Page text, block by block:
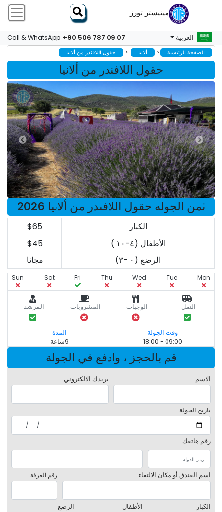
مينيستر تورز
العربية Call & WhatsApp +90 506 787 09 07
الصفحة الرئيسية > ألانيا > حقول اللافندر من ألانيا
حقول اللافندر من ألانيا
ثمن الجوله حقول اللافندر من ألانيا 2026
الكبار
$65
الأطفال (٤-١٠ )
$45
الرضع (٠ -٣)
مجانا
Mon
Tue
Wed
Thu
Fri
Sat
Sun
النقل الوجبات المشروبات المرشد
وقت الجولة
09:00 - 18:00
المدة
9ساعة
قم بالحجز ، وادفع في الجولة
الاسم بريدك الالكتروني
تاريخ الجولة
رقم هاتفك
اسم الفندق أو مكان الالتقاء رقم الغرفة
الكبار الأطفال الرضع